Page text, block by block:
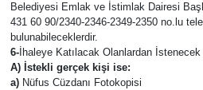
Belediyesi Emlak ve İstimlak Dairesi
431 60 90/2340-2346-2349-2350 no.lu
bulunabileceklerdir.
6-İhaleye Katılacak Olanlardan İstenecek
A) İstekli gerçek kişi ise:
a)Nüfus Cüzdanı Fotokopisi